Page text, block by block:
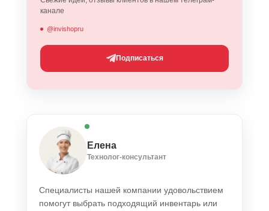
канале
@invishopru
Подписаться
Елена
Технолог-консультант
Специалисты нашей компании удовольствием
помогут выбрать подходящий инвентарь или